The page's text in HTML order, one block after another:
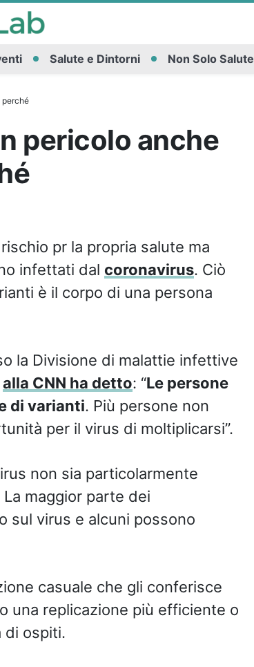
Salute e Dintorni Non Solo Salute
perché
pericolo anche
pr la propria salute ma
infettati dal coronavirus. Ciò
è il corpo di una persona
la Divisione di malattie infettive
alla CNN ha detto: “Le persone
di varianti. Più persone non
per il virus di moltiplicarsi”.
non sia particolarmente
maggior parte dei
sul virus e alcuni possono
casuale che gli conferisce
una replicazione più efficiente o
di ospiti.